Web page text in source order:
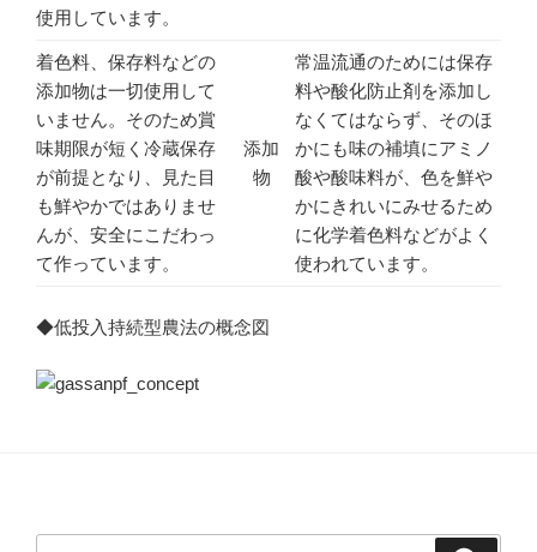
使用しています。
着色料、保存料などの
添加物は一切使用して
いません。そのため賞
味期限が短く冷蔵保存
が前提となり、見た目
も鮮やかではありませ
んが、安全にこだわっ
て作っています。
添加
物
常温流通のためには保存
料や酸化防止剤を添加し
なくてはならず、そのほ
かにも味の補填にアミノ
酸や酸味料が、色を鮮や
かにきれいにみせるため
に化学着色料などがよく
使われています。
◆低投入持続型農法の概念図